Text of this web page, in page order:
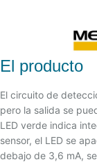
El producto
El circuito de
pero la salida se
LED verde indica
sensor, el LED se
debajo de 3,6 mA,